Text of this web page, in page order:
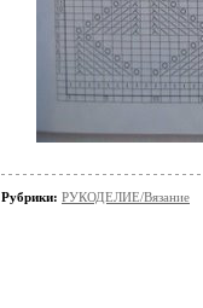
Рубрики: РУКОДЕЛИЕ/Вязание